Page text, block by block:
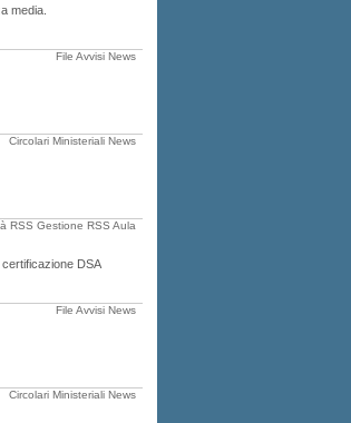
media.
File Avvisi News
Circolari Ministeriali News
RSS Gestione RSS Aula
DSA
File Avvisi News
Circolari Ministeriali News